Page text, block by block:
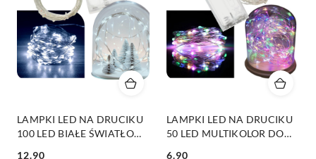
LAMPKI LED NA DRUCIKU
100 LED BIAŁE ŚWIATŁO
12.90
LAMPKI LED NA DRUCIKU
50 LED MULTIKOLOR DO
6.90